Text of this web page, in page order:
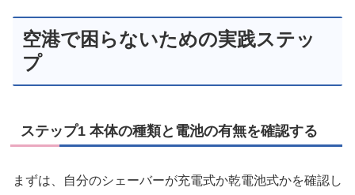
空港で困らないための実践ステッ
プ
ステップ1 本体の種類と電池の有無を確認する
まずは、自分のシェーバーが充電式か乾電池式かを確認し